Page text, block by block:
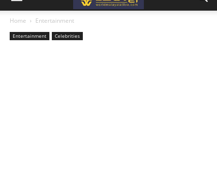
Home Entertainment
Entertainment Celebrities